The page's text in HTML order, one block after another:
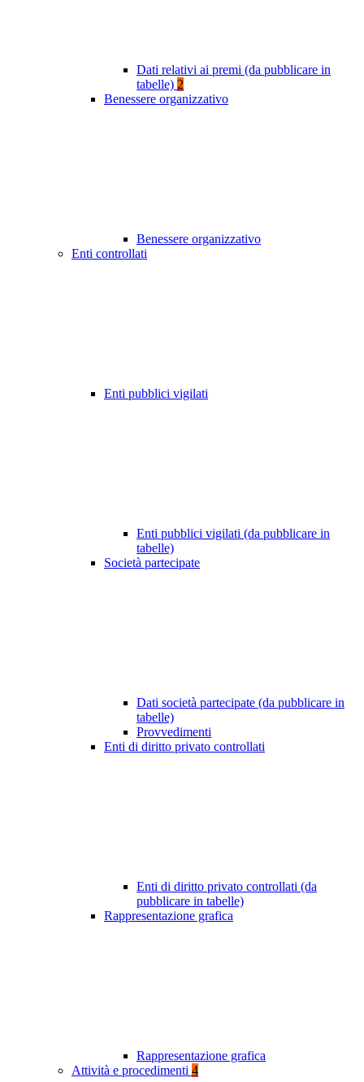
Dati relativi ai premi (da pubblicare in
tabelle) 2
Benessere organizzativo
Benessere organizzativo
Enti controllati
Enti pubblici vigilati
Enti pubblici vigilati (da pubblicare in
tabelle)
Società partecipate
Dati società partecipate (da pubblicare in
tabelle)
Provvedimenti
Enti di diritto privato controllati
Enti di diritto privato controllati (da
pubblicare in tabelle)
Rappresentazione grafica
Rappresentazione grafica
Attività e procedimenti 4